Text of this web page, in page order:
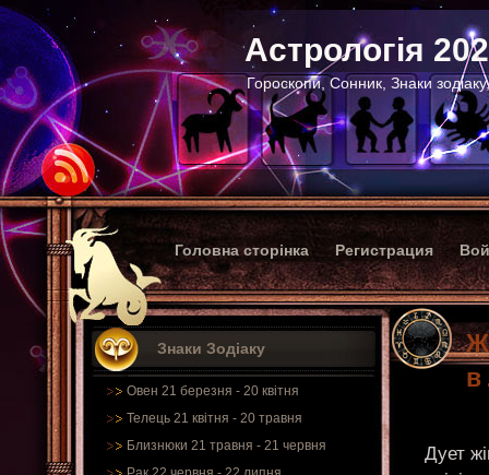
Астрологія
Гороскопи, Сонник, Знаки
Головна сторінка Регистрация
Знаки Зодіаку
Овен 21 березня - 20 квітня
Телець 21 квітня - 20 травня
Близнюки 21 травня - 21 червня
в
Дует